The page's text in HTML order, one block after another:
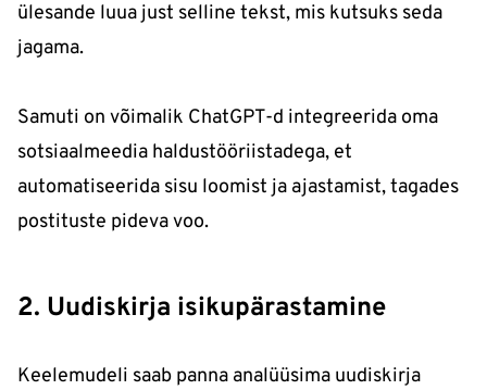
ülesande luua just selline tekst, mis kutsuks seda
jagama.
Samuti on võimalik ChatGPT-d integreerida oma
sotsiaalmeedia haldustööriistadega, et
automatiseerida sisu loomist ja ajastamist, tagades
postituste pideva voo.
2. Uudiskirja isikupärastamine
Keelemudeli saab panna analüüsima uudiskirja